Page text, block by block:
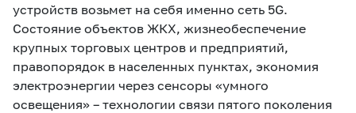
устройств возьмет на себя именно сеть 5G.
Состояние объектов ЖКХ, жизнеобеспечение
крупных торговых центров и предприятий,
правопорядок в населенных пунктах, экономия
электроэнергии через сенсоры «умного
освещения» – технологии связи пятого поколения